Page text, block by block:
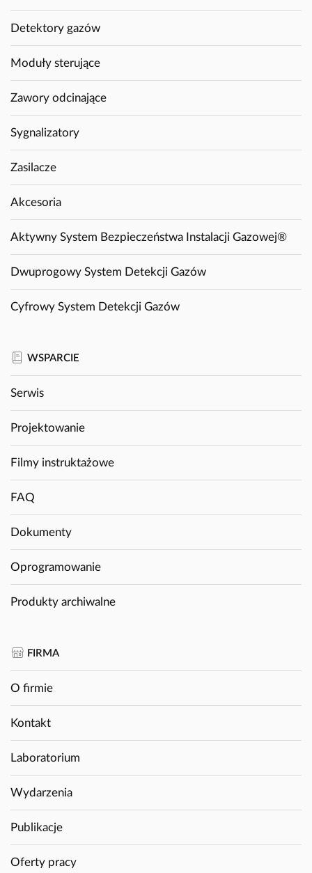
Detektory gazów
Moduły sterujące
Zawory odcinające
Sygnalizatory
Zasilacze
Akcesoria
Aktywny System Bezpieczeństwa Instalacji Gazowej®
Dwuprogowy System Detekcji Gazów
Cyfrowy System Detekcji Gazów
WSPARCIE
Serwis
Projektowanie
Filmy instruktażowe
FAQ
Dokumenty
Oprogramowanie
Produkty archiwalne
FIRMA
O firmie
Kontakt
Laboratorium
Wydarzenia
Publikacje
Oferty pracy